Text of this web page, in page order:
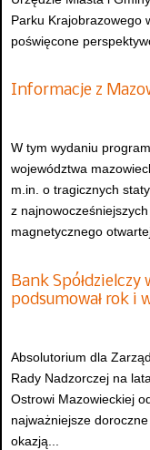
Parku Krajobrazowego
poświęcone
Informacje z
W tym wydaniu
województwa
m.in. o tragicznych
z
magnetycznego
Bank
podsumował rok i
Absolutorium dla
Rady Nadzorczej na
Ostrowi Mazowieckiej
najważniejsze
okazją...